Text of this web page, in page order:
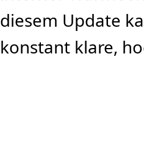
diesem Update
konstant klare,